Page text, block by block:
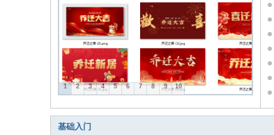
1 2 3 4 5 6 7 8 9 10
...
...
基础入门